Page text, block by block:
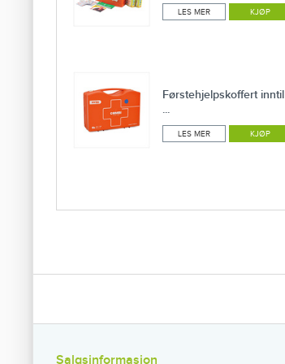
LES MER KJØP
Førstehjelpskoffert inntil
...
LES MER KJØP
Salgsinformasjon